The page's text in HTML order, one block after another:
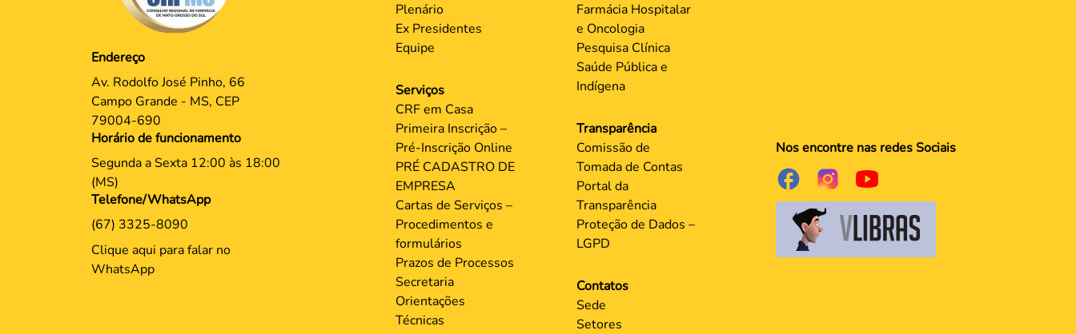
Endereço
Av. Rodolfo José Pinho, 66
Campo Grande - MS, CEP
79004-690
Horário de funcionamento
Segunda a Sexta 12:00 às 18:00
(MS)
Telefone/WhatsApp
(67) 3325-8090
Clique aqui para falar no
WhatsApp
Plenário
Ex Presidentes
Equipe
Serviços
CRF em Casa
Primeira Inscrição –
Pré-Inscrição Online
PRÉ CADASTRO DE
EMPRESA
Cartas de Serviços –
Procedimentos e
formulários
Prazos de Processos
Secretaria
Orientações
Técnicas
Farmácia Hospitalar
e Oncologia
Pesquisa Clínica
Saúde Pública e
Indígena
Transparência
Comissão de
Tomada de Contas
Portal da
Transparência
Proteção de Dados –
LGPD
Contatos
Sede
Setores
Nos encontre nas redes Sociais